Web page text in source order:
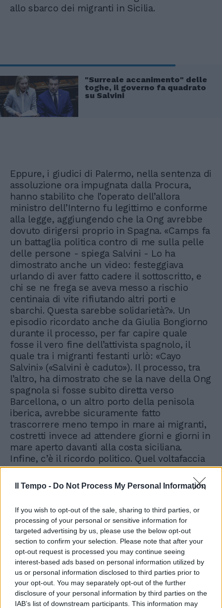
Il Tempo - Do Not Process My Personal Information
If you wish to opt-out of the sale, sharing to third parties, or
processing of your personal or sensitive information for
targeted advertising by us, please use the below opt-out
section to confirm your selection. Please note that after your
opt-out request is processed you may continue seeing
interest-based ads based on personal information utilized by
us or personal information disclosed to third parties prior to
your opt-out. You may separately opt-out of the further
disclosure of your personal information by third parties on the
IAB’s list of downstream participants. This information may
allo sbarco dei migranti in Sicilia.
"Surreale accanimento" delle
toghe, il governo fa quadrato
su Salvini
Eppure, i giudici di Palermo, nella sentenza di
assoluzione ora impugnata dalla Procura,
hanno stabilito che l’operato dell’allora
ministro dell’Interno fu legittimo e conforme
alla legge, aggiungendo che la Ong avrebbe
dovuto dirigersi proprio in Spagna. «Camps fa
un battaglia politica contro di me sulla pelle
delle persone - spiega Salvini - Lo ha
dimostrato anche un video: festeggiava
urlando di aver fatto cadere il sottoscritto, e
chi se ne frega se aveva messo a rischio
centinaia di vite rifiutando altri porti e
sbarchi. Questa sarebbe solidarietà?». Un
episodio ricordato anche da Giulia Bongiorno
durante il processo, per far capire quale
fosse il vero fine dell’attivista spagnolo, il
quale tra i migranti festanti urlò: «Cayo
Salvini» («Salvini è caduto»). Il processo, tra
l’altro, ha dimostrato che se la nave della Ong
spagnola si fosse subito diretta verso
Barcellona, o un altro porto della penisola
iberica, avrebbe sicuramente fatto
trascorrere meno tempo in mare ai migranti,
costretti invece ad attendere giorni e giorni in
mare aperto davanti alla costa siciliana.
Infine, c’è il ricordo politico. Quel voltafaccia
grillino passato ormai alla storia. «Il processo
è iniziato per il voto della sinistra in
Parlamento». Il governo giallo-verde, infatti,
Conte, però, non si perse d’animo, e mise in
piedi un esecutivo nuovo di zecca,
sostituendo la Lega con il Pd. Salvini non
dimentica: «Spiace soprattutto per i 5 Stelle,
per me coerenza, lealtà, onestà e coraggio
non sono solo parole, sono una condotta di
vita. Invece hanno cambiato idea solo perché
avevo tolto la fiducia a Conte».